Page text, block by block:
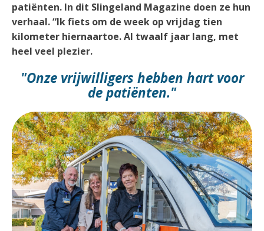
patiënten. In dit Slingeland Magazine doen ze hun
verhaal. “Ik fiets om de week op vrijdag tien
kilometer hiernaartoe. Al twaalf jaar lang, met
heel veel plezier.
"Onze vrijwilligers hebben hart voor
de patiënten."